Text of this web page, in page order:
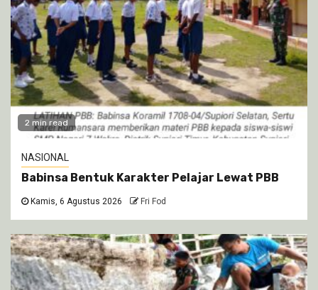
2 min read
NASIONAL
Babinsa Bentuk Karakter Pelajar Lewat PBB
Kamis, 6 Agustus 2026 Fri Fod